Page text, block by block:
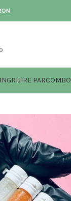
INGRIJIRE PARCOMBO